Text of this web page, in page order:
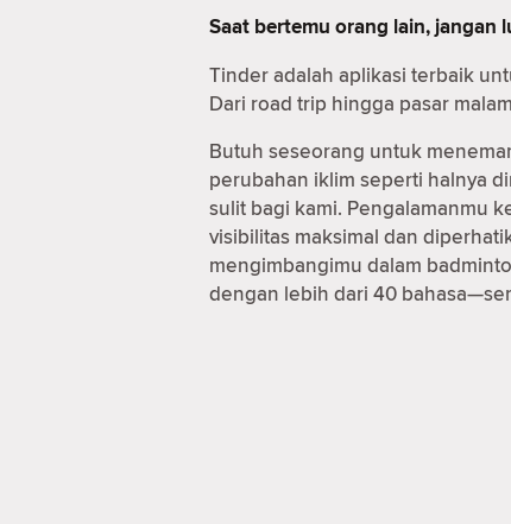
Saat bertemu orang lain, jangan
Tinder adalah aplikasi terbaik
Dari road trip hingga pasar
Butuh seseorang untuk
perubahan iklim seperti halnya
sulit bagi kami. Pengalamanmu
visibilitas maksimal dan
mengimbangimu dalam
dengan lebih dari 40